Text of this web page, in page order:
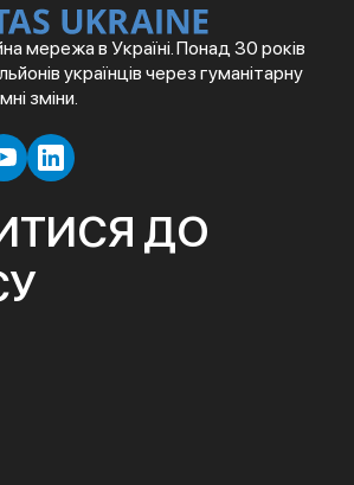
мережа в Україні. Понад 30 років
українців через гуманітарну
зміни.
ДО